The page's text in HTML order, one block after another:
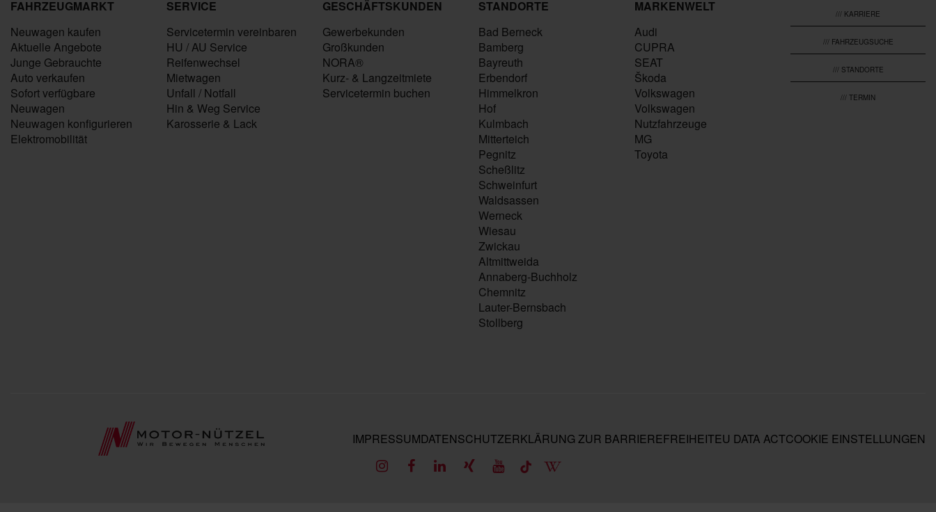
FAHRZEUGMARKT
Neuwagen kaufen
Aktuelle Angebote
Junge Gebrauchte
Auto verkaufen
Sofort verfügbare
Neuwagen
Neuwagen konfigurieren
Elektromobilität
SERVICE
Servicetermin vereinbaren
HU / AU Service
Reifenwechsel
Mietwagen
Unfall / Notfall
Hin & Weg Service
Karosserie & Lack
GESCHÄFTSKUNDEN
Gewerbekunden
Großkunden
NORA®
Kurz- & Langzeitmiete
Servicetermin buchen
STANDORTE
Bad Berneck
Bamberg
Bayreuth
Erbendorf
Himmelkron
Hof
Kulmbach
Mitterteich
Pegnitz
Scheßlitz
Schweinfurt
Waldsassen
Werneck
Wiesau
Zwickau
Altmittweida
Annaberg-Buchholz
Chemnitz
Lauter-Bernsbach
Stollberg
MARKENWELT
Audi
CUPRA
SEAT
Škoda
Volkswagen
Volkswagen
Nutzfahrzeuge
MG
Toyota
/// KARRIERE
/// FAHRZEUGSUCHE
/// STANDORTE
/// TERMIN
IMPRESSUMDATENSCHUTZERKLÄRUNG ZUR BARRIEREFREIHEITEU DATA ACTCOOKIE EINSTELLUNGEN